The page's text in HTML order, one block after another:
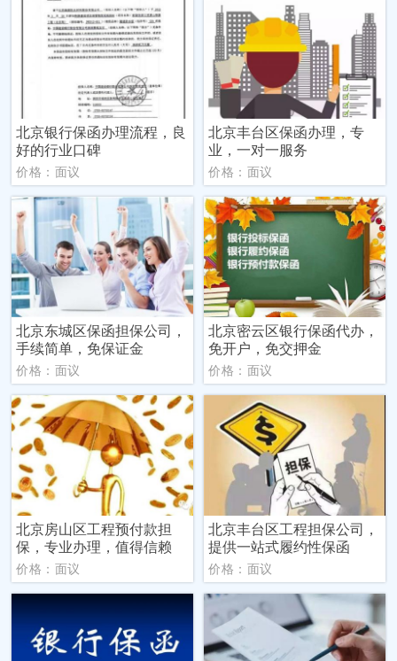
北京银行保函办理流程，良
好的行业口碑
价格：面议
北京丰台区保函办理，专
业，一对一服务
价格：面议
北京东城区保函担保公司，
手续简单，免保证金
价格：面议
北京密云区银行保函代办，
免开户，免交押金
价格：面议
北京房山区工程预付款担
保，专业办理，值得信赖
价格：面议
北京丰台区工程担保公司，
提供一站式履约性保函
价格：面议